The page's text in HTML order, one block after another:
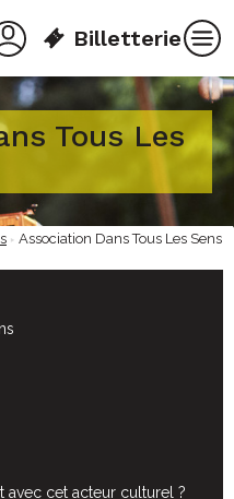
Billetterie
Tous Les
Association Dans Tous Les Sens
avec cet acteur culturel ?